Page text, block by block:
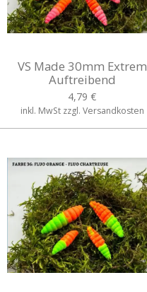
VS Made 30mm Extrem
Auftreibend
4,79 €
inkl. MwSt zzgl. Versandkosten